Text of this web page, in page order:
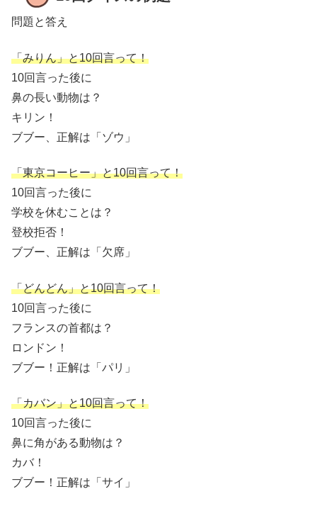
問題と答え
「みりん」と10回言って！
10回言った後に
鼻の長い動物は？
キリン！
ブブー、正解は「ゾウ」
「東京コーヒー」と10回言って！
10回言った後に
学校を休むことは？
登校拒否！
ブブー、正解は「欠席」
「どんどん」と10回言って！
10回言った後に
フランスの首都は？
ロンドン！
ブブー！正解は「パリ」
「カバン」と10回言って！
10回言った後に
鼻に角がある動物は？
カバ！
ブブー！正解は「サイ」